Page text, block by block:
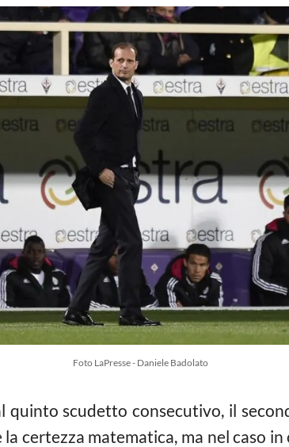
Foto LaPresse - Daniele Badolato
quinto scudetto consecutivo, il
certezza matematica, ma nel caso